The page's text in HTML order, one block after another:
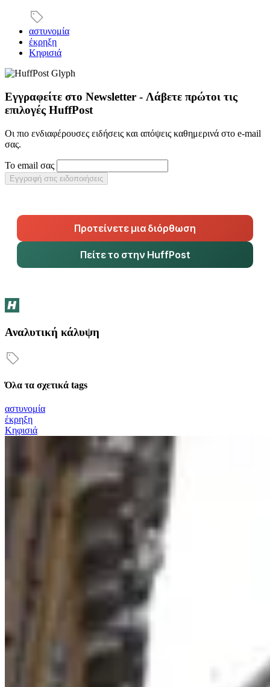
αστυνομία
έκρηξη
Κηφισιά
Εγγραφείτε στο Newsletter - Λάβετε πρώτοι τις
επιλογές HuffPost
Οι πιο ενδιαφέρουσες ειδήσεις και απόψεις καθημερινά στο e-mail
σας.
Το email σας
Εγγραφή στις ειδοποιήσεις
Προτείνετε μια διόρθωση
Πείτε το στην HuffPost
Αναλυτική κάλυψη
Όλα τα σχετικά tags
αστυνομία
έκρηξη
Κηφισιά